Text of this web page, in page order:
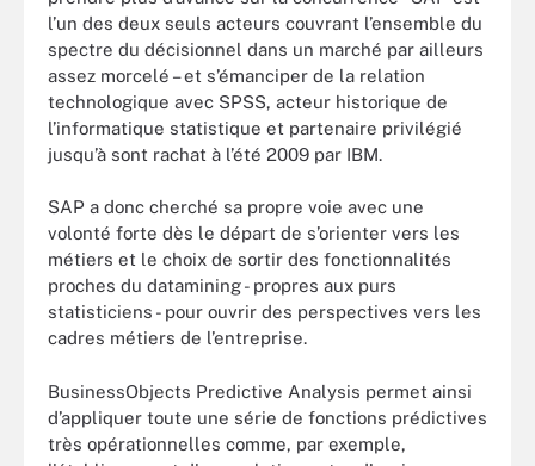
l’un des deux seuls acteurs couvrant l’ensemble du
spectre du décisionnel dans un marché par ailleurs
assez morcelé – et s’émanciper de la relation
technologique avec SPSS, acteur historique de
l’informatique statistique et partenaire privilégié
jusqu’à sont rachat à l’été 2009 par IBM.
SAP a donc cherché sa propre voie avec une
volonté forte dès le départ de s’orienter vers les
métiers et le choix de sortir des fonctionnalités
proches du datamining - propres aux purs
statisticiens - pour ouvrir des perspectives vers les
cadres métiers de l’entreprise.
BusinessObjects Predictive Analysis permet ainsi
d’appliquer toute une série de fonctions prédictives
très opérationnelles comme, par exemple,